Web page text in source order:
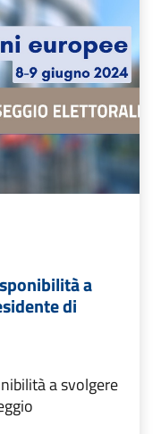
a
di
a svolgere